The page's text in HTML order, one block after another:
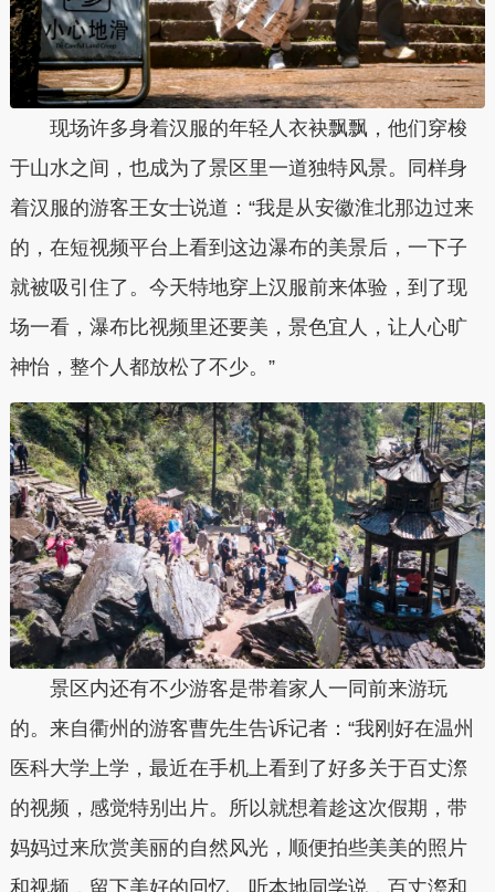
现场许多身着汉服的年轻人衣袂飘飘，他们穿梭
于山水之间，也成为了景区里一道独特风景。同样身
着汉服的游客王女士说道：“我是从安徽淮北那边过来
的，在短视频平台上看到这边瀑布的美景后，一下子
就被吸引住了。今天特地穿上汉服前来体验，到了现
场一看，瀑布比视频里还要美，景色宜人，让人心旷
神怡，整个人都放松了不少。”
景区内还有不少游客是带着家人一同前来游玩
的。来自衢州的游客曹先生告诉记者：“我刚好在温州
医科大学上学，最近在手机上看到了好多关于百丈漈
的视频，感觉特别出片。所以就想着趁这次假期，带
妈妈过来欣赏美丽的自然风光，顺便拍些美美的照片